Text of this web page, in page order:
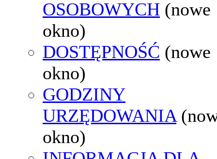
OSOBOWYCH (nowe
okno)
DOSTĘPNOŚĆ (nowe
okno)
GODZINY
URZĘDOWANIA
okno)